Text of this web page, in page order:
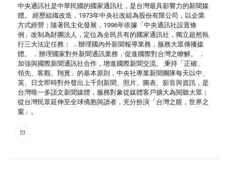
中央通訊社是中華民國的國家通訊社，是台灣最具影響力的新聞媒
體。 經歷組織改造，1973年中央社改組為股份有限公司，以企業
方式經營；隨著民主化發展，1996年依據「中央通訊社設置條
例」改制為財團法人，定位為全民共有的國家通訊社，獨立超然執
行三大法定任務： ．辦理國內外新聞報導業務，服務大眾傳播媒
體。 ．辦理國家對外新聞通訊業務，促進國際對台灣之瞭解。 ．
加強與國際新聞通訊社合作，增進國際新聞交流。 秉持「正確、
領先、客觀、翔實」的基本原則，中央社專業新聞團隊每天以中、
英、日文即時對外發出上千則新聞、照片、圖表、影音與資訊，是
台灣唯一多語文新聞媒體，服務對象從媒體客戶擴大為閱聽大眾；
從台灣民眾延伸至全球僑胞與讀者，充分扮演「台灣之眼，世界之
窗」。